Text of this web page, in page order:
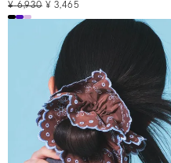
¥ 6,930 ¥ 3,465